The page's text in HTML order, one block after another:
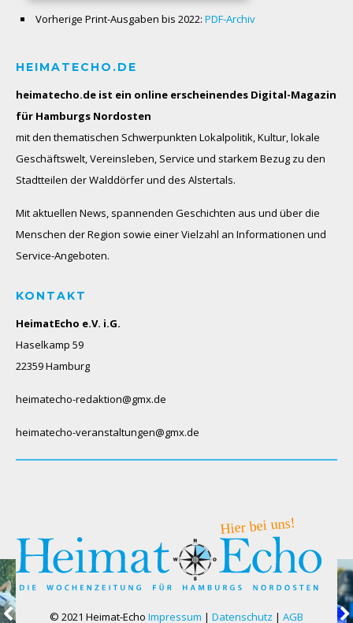
Vorherige Print-Ausgaben bis 2022: PDF-Archiv
HEIMATECHO.DE
heimatecho.de ist ein online erscheinendes Digital-Magazin
für Hamburgs Nordosten
mit den thematischen Schwerpunkten Lokalpolitik, Kultur, lokale
Geschäftswelt, Vereinsleben, Service und starkem Bezug zu den
Stadtteilen der Walddörfer und des Alstertals.
Mit aktuellen News, spannenden Geschichten aus und über die
Menschen der Region sowie einer Vielzahl an Informationen und
Service-Angeboten.
KONTAKT
HeimatEcho e.V. i.G.
Haselkamp 59
22359 Hamburg
heimatecho-redaktion@gmx.de
heimatecho-veranstaltungen@gmx.de
© 2021 Heimat-Echo Impressum | Datenschutz | AGB